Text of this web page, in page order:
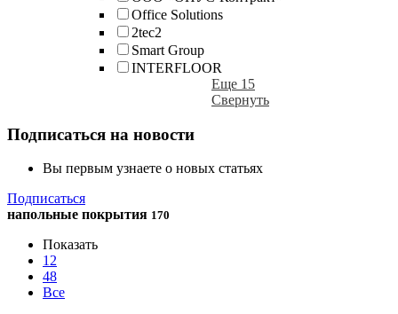
Office Solutions
2tec2
Smart Group
INTERFLOOR
Еще 15
Свернуть
Подписаться на новости
Вы первым узнаете о новых статьях
Подписаться
напольные покрытия 170
Показать
12
48
Все